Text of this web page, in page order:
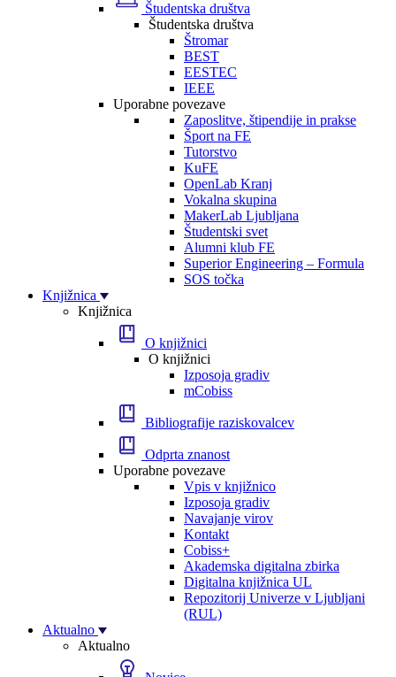
Študentska društva
Študentska društva
Štromar
BEST
EESTEC
IEEE
Uporabne povezave
Zaposlitve, štipendije in prakse
Šport na FE
Tutorstvo
KuFE
OpenLab Kranj
Vokalna skupina
MakerLab Ljubljana
Študentski svet
Alumni klub FE
Superior Engineering – Formula
SOS točka
Knjižnica
Knjižnica
O knjižnici
O knjižnici
Izposoja gradiv
mCobiss
Bibliografije raziskovalcev
Odprta znanost
Uporabne povezave
Vpis v knjižnico
Izposoja gradiv
Navajanje virov
Kontakt
Cobiss+
Akademska digitalna zbirka
Digitalna knjižnica UL
Repozitorij Univerze v Ljubljani
(RUL)
Aktualno
Aktualno